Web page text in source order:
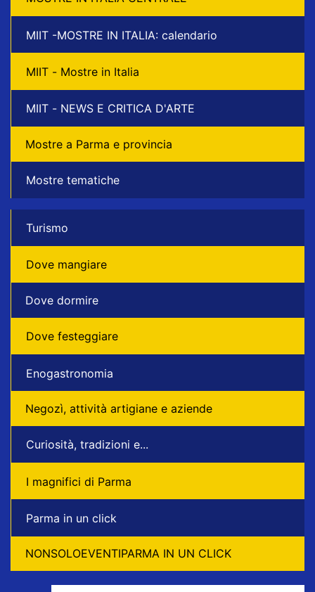
MIIT -MOSTRE IN ITALIA: calendario
MIIT - Mostre in Italia
MIIT - NEWS E CRITICA D'ARTE
Mostre a Parma e provincia
Mostre tematiche
Turismo
Dove mangiare
Dove dormire
Dove festeggiare
Enogastronomia
Negozì, attività artigiane e aziende
Curiosità, tradizioni e...
I magnifici di Parma
Parma in un click
NONSOLOEVENTIPARMA IN UN CLICK